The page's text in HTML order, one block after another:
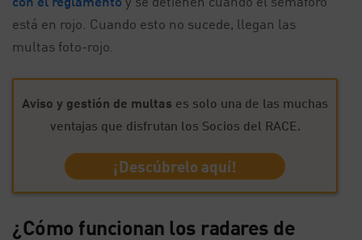
está en rojo. Cuando esto no sucede, llegan las
multas foto-rojo.
Aviso y gestión de multas es solo una de las muchas
ventajas que disfrutan los Socios del RACE.
¡Descúbrelo aquí!
¿Cómo funcionan los radares de